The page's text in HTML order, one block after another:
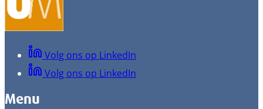
Volg ons op LinkedIn
Volg ons op LinkedIn
Menu